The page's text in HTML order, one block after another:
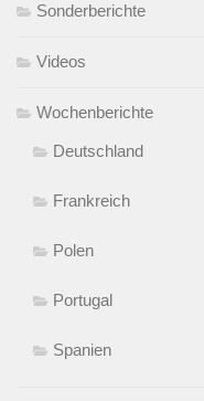
Sonderberichte
Videos
Wochenberichte
Deutschland
Frankreich
Polen
Portugal
Spanien